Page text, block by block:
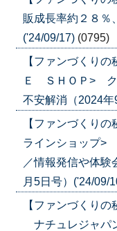
販成長率約２８％
('24/09/17) (0795)
【ファンづくり
Ｅ ＳＨＯＰ> ク
不安解消（2024
【ファンづくり
ラインショップ>
／情報発信や体験
月5日号）('24/09/
【ファンづくり
ナチュレジャパ